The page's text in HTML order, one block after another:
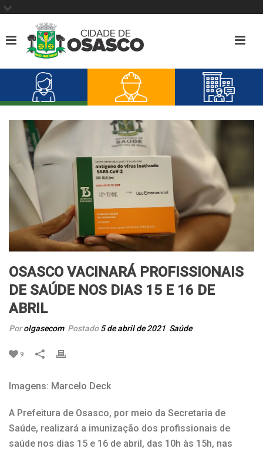
OSASCO VACINARÁ PROFISSIONAIS
DE SAÚDE NOS DIAS 15 E 16 DE
ABRIL
Porolgasecom Postado5 de abril de 2021 Saúde
9
Imagens: Marcelo Deck
A Prefeitura de Osasco, por meio da Secretaria de
Saúde, realizará a imunização dos profissionais de
saúde nos dias 15 e 16 de abril, das 10h às 15h, nas